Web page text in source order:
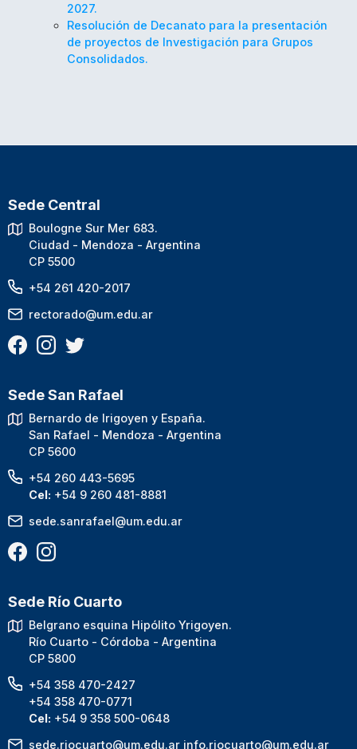
2027.
Resolución de Decanato para la presentación
de proyectos de Investigación para Grupos
Consolidados.
Sede Central
Boulogne Sur Mer 683.
Ciudad - Mendoza - Argentina
CP 5500
+54 261 420-2017
rectorado@um.edu.ar
Sede San Rafael
Bernardo de Irigoyen y España.
San Rafael - Mendoza - Argentina
CP 5600
+54 260 443-5695
Cel: +54 9 260 481-8881
sede.sanrafael@um.edu.ar
Sede Río Cuarto
Belgrano esquina Hipólito Yrigoyen.
Río Cuarto - Córdoba - Argentina
CP 5800
+54 358 470-2427
+54 358 470-0771
Cel: +54 9 358 500-0648
sede.riocuarto@um.edu.ar info.riocuarto@um.edu.ar